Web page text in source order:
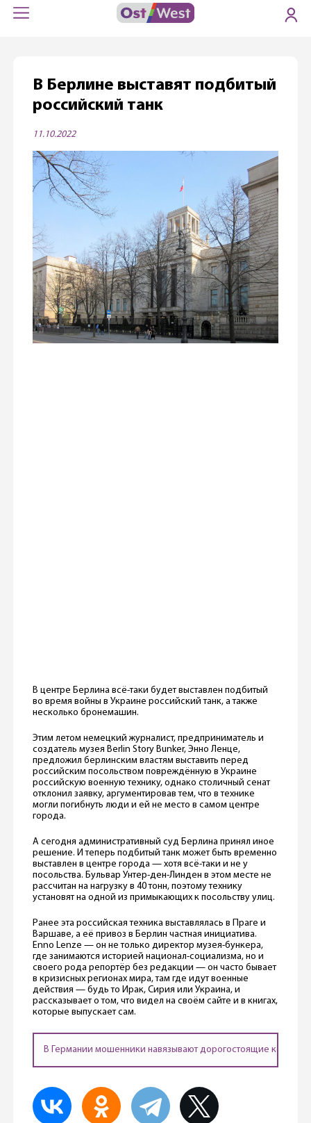
В Берлине выставят подбитый
российский танк
11.10.2022
В центре Берлина всё-таки будет выставлен подбитый
во время войны в Украине российский танк, а также
несколько бронемашин.
Этим летом немецкий журналист, предприниматель и
создатель музея Berlin Story Bunker, Энно Ленце,
предложил берлинским властям выставить перед
российским посольством повреждённую в Украине
российскую военную технику, однако столичный сенат
отклонил заявку, аргументировав тем, что в технике
могли погибнуть люди и ей не место в самом центре
города.
А сегодня административный суд Берлина принял иное
решение. И теперь подбитый танк может быть временно
выставлен в центре города — хотя всё-таки и не у
посольства. Бульвар Унтер-ден-Линден в этом месте не
рассчитан на нагрузку в 40 тонн, поэтому технику
установят на одной из примыкающих к посольству улиц.
Ранее эта российская техника выставлялась в Праге и
Варшаве, а её привоз в Берлин частная инициатива.
Enno Lenze — он не только директор музея-бункера,
где занимаются историей национал-социализма, но и
своего рода репортёр без редакции — он часто бывает
в кризисных регионах мира, там где идут военные
действия — будь то Ирак, Сирия или Украина, и
рассказывает о том, что видел на своём сайте и в книгах,
которые выпускает сам.
В Германии мошенники навязывают дорогостоящие